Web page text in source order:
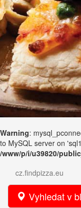
Warning:
to MySQL server on
/www/p/i/u39820/
cz.findpizza.eu
Vyhledat v